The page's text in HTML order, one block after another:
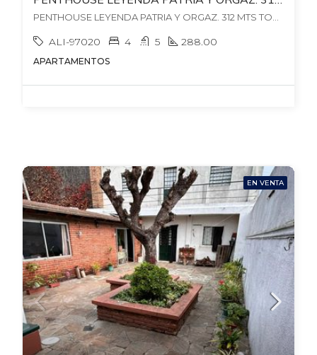
ALI-97020 4 5 288.00
APARTAMENTOS
EN VENTA